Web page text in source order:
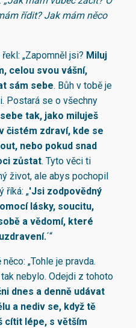
řídit? Jak mám něco
„Zapomněl jsi? Miluj
celou svou vášní,
sám sebe. Bůh v tobě je
Postará se o všechny
tak, jako miluješ
čistém zdraví, kde se
nebo pokud snad
zůstat. Tyto věci ti
život, ale abys pochopil
říká: „'Jsi zodpovědný
lásky, soucitu,
a vědomí, které
´“
„Tohle je pravda.
nebylo. Odejdi z tohoto
dnes a denně udávat
a nediv se, když tě
cítit lépe, s větším